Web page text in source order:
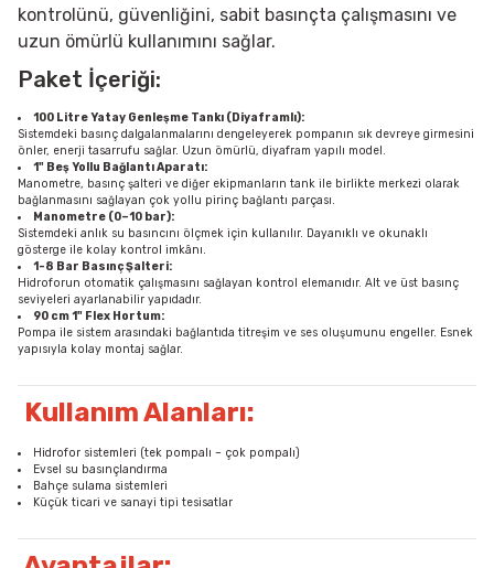
kontrolünü, güvenliğini, sabit basınçta çalışmasını ve
uzun ömürlü kullanımını sağlar.
Paket İçeriği:
100 Litre Yatay Genleşme Tankı (Diyaframlı):
Sistemdeki basınç dalgalanmalarını dengeleyerek pompanın sık devreye girmesini
önler, enerji tasarrufu sağlar. Uzun ömürlü, diyafram yapılı model.
1" Beş Yollu Bağlantı Aparatı:
Manometre, basınç şalteri ve diğer ekipmanların tank ile birlikte merkezi olarak
bağlanmasını sağlayan çok yollu pirinç bağlantı parçası.
Manometre (0–10 bar):
Sistemdeki anlık su basıncını ölçmek için kullanılır. Dayanıklı ve okunaklı
gösterge ile kolay kontrol imkânı.
1-8 Bar Basınç Şalteri:
Hidroforun otomatik çalışmasını sağlayan kontrol elemanıdır. Alt ve üst basınç
seviyeleri ayarlanabilir yapıdadır.
90 cm 1" Flex Hortum:
Pompa ile sistem arasındaki bağlantıda titreşim ve ses oluşumunu engeller. Esnek
yapısıyla kolay montaj sağlar.
Kullanım Alanları:
Hidrofor sistemleri (tek pompalı – çok pompalı)
Evsel su basınçlandırma
Bahçe sulama sistemleri
Küçük ticari ve sanayi tipi tesisatlar